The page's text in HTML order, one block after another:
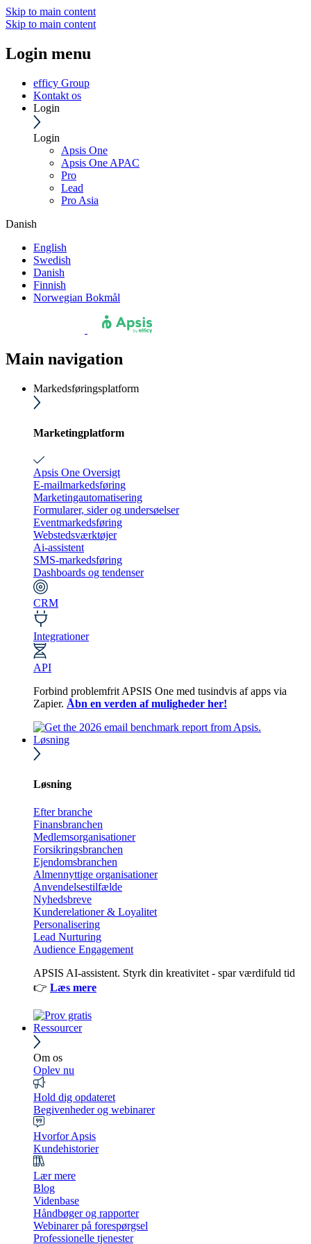
Skip to main content
Skip to main content
Login menu
efficy Group
Kontakt os
Login
Login
Apsis One
Apsis One APAC
Pro
Lead
Pro Asia
Danish
English
Swedish
Danish
Finnish
Norwegian Bokmål
Main navigation
Markedsføringsplatform
Marketingplatform
Apsis One Oversigt
E-mailmarkedsføring
Marketingautomatisering
Formularer, sider og undersøelser
Eventmarkedsføring
Webstedsværktøjer
Ai-assistent
SMS-markedsføring
Dashboards og tendenser
CRM
Integrationer
API
Forbind problemfrit APSIS One med tusindvis af apps via
Zapier. Åbn en verden af muligheder her!
Løsning
Løsning
Efter branche
Finansbranchen
Medlemsorganisationer
Forsikringsbranchen
Ejendomsbranchen
Almennyttige organisationer
Anvendelsestilfælde
Nyhedsbreve
Kunderelationer & Loyalitet
Personalisering
Lead Nurturing
Audience Engagement
APSIS AI-assistent. Styrk din kreativitet - spar værdifuld tid
👉 Læs mere
Ressourcer
Om os
Oplev nu
Hold dig opdateret
Begivenheder og webinarer
Hvorfor Apsis
Kundehistorier
Lær mere
Blog
Videnbase
Håndbøger og rapporter
Webinarer på forespørgsel
Professionelle tjenester